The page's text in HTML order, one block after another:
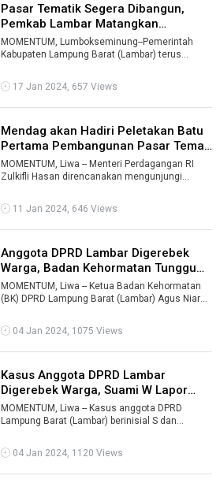
Pasar Tematik Segera Dibangun,
Pemkab Lambar Matangkan
Persiapan ...
MOMENTUM, Lumbokseminung--Pemerintah
Kabupaten Lampung Barat (Lambar) terus
pemban ...
17 Jan 2024, 657 Views
Mendag akan Hadiri Peletakan Batu
Pertama Pembangunan Pasar Temat
...
MOMENTUM, Liwa -- Menteri Perdagangan RI
Zulkifli Hasan direncanakan mengunjungi
...
11 Jan 2024, 646 Views
Anggota DPRD Lambar Digerebek
Warga, Badan Kehormatan Tunggu
Pros ...
MOMENTUM, Liwa -- Ketua Badan Kehormatan
(BK) DPRD Lampung Barat (Lambar) Agus Niar
...
04 Jan 2024, 1075 Views
Kasus Anggota DPRD Lambar
Digerebek Warga, Suami W Lapor
Polisi ...
MOMENTUM, Liwa -- Kasus anggota DPRD
Lampung Barat (Lambar) berinisial S dan
wa ...
04 Jan 2024, 1120 Views